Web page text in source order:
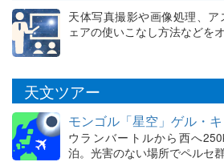
天体写真撮影や画像処理、
ェアの使いこなし方法などを
天文ツアー
モンゴル「星空」ゲル・
ウランバートルから西へ
泊。光害のない場所でペルセ